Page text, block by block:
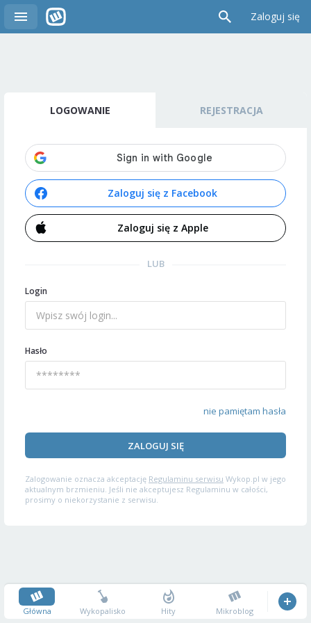
Zaloguj się
LOGOWANIE REJESTRACJA
Zaloguj się z Facebook
Zaloguj się z Apple
LUB
Login
Hasło
nie pamiętam hasła
ZALOGUJ SIĘ
Zalogowanie oznacza akceptację Regulaminu serwisu Wykop.pl w jego
aktualnym brzmieniu. Jeśli nie akceptujesz Regulaminu w całości,
prosimy o niekorzystanie z serwisu.
Główna Wykopalisko Hity Mikroblog